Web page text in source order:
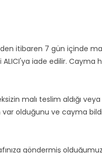
itibaren 7 gün içinde
iade edilir. Cayma
malı teslim aldığı
olduğunu ve cayma
göndermiş